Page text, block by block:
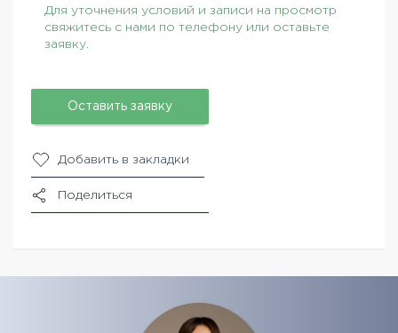
Для уточнения условий и записи на просмотр
свяжитесь с нами по телефону или оставьте
заявку.
Оставить заявку
Добавить в закладки
Поделиться